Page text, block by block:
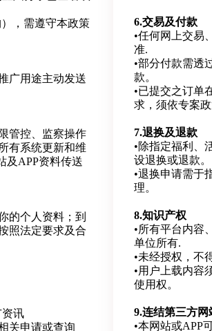
，需遵守本政策
广用途主动发送
管控、监察操作
有系统更新和维
及APP资料传送
的个人资料；到
照法定要求及合
资讯
关申请或查询
6.交易及付款
•任何网上交易
准.
•部分付款需透
款。
•已提交之订单
求，须依专案政
7.退换及退款
•除指定福利、
设退换或退款。
•退换申请需于
理。
8.知识产权
•所有平台内容
单位所有.
•未经授权，不
•用户上载内容
使用权。
9.连结第三方网
•本网站或APP